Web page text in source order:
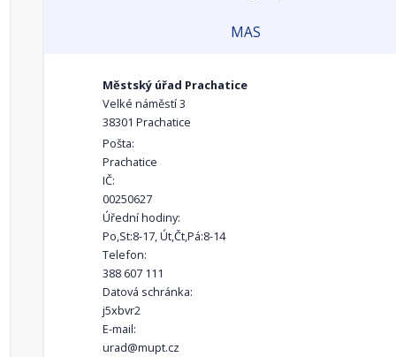
MAS
Městský úřad Prachatice
Velké náměstí 3
38301 Prachatice
Pošta:
Prachatice
IČ:
00250627
Úřední hodiny:
Po,St:8-17, Út,Čt,Pá:8-14
Telefon:
388 607 111
Datová schránka:
j5xbvr2
E-mail:
urad@mupt.cz